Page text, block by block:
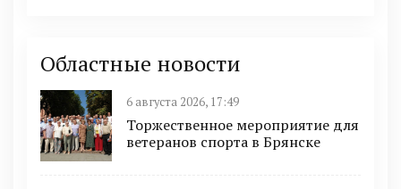
Областные новости
6 августа 2026, 17:49
Торжественное мероприятие для
ветеранов спорта в Брянске